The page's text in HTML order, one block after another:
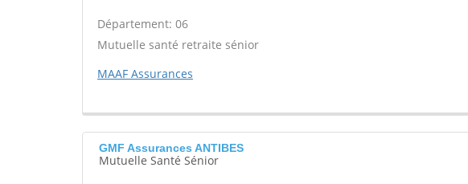
Département: 06
Mutuelle santé retraite sénior
MAAF Assurances
GMF Assurances ANTIBES
Mutuelle Santé Sénior